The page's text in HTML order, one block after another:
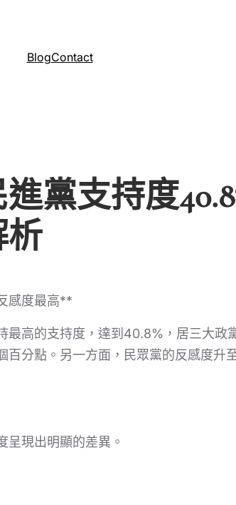
BlogContact
黨支持度
析
感度最高**
最高的支持度，達到40.8%，居三大政
百分點。另一方面，民眾黨的反感度升
呈現出明顯的差異。